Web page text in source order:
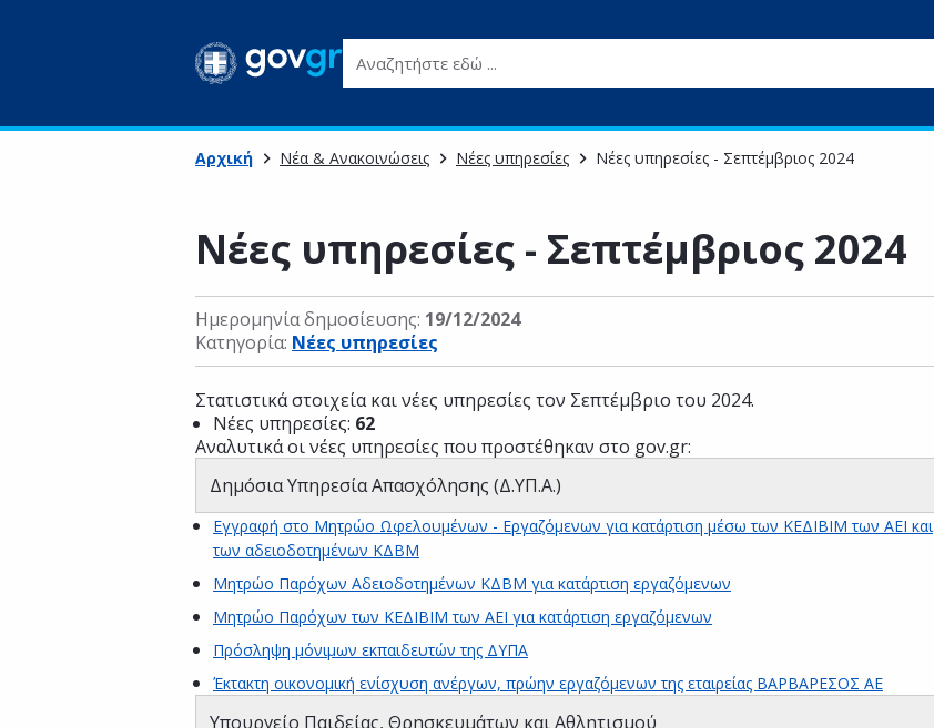
Αναζητήστε εδώ ...
Αρχική Νέα & Ανακοινώσεις Νέες υπηρεσίες Νέες υπηρεσίες - Σεπτέμβριος 2024
Νέες υπηρεσίες - Σεπτέμβριος 2024
Ημερομηνία δημοσίευσης: 19/12/2024
Κατηγορία: Νέες υπηρεσίες
Στατιστικά στοιχεία και νέες υπηρεσίες τον Σεπτέμβριο του 2024.
Νέες υπηρεσίες: 62
Αναλυτικά οι νέες υπηρεσίες που προστέθηκαν στο gov.gr:
Δημόσια Υπηρεσία Απασχόλησης (Δ.ΥΠ.Α.)
Εγγραφή στο Μητρώο Ωφελουμένων - Εργαζόμενων για κατάρτιση μέσω των ΚΕΔΙΒΙΜ των ΑΕΙ και
των αδειοδοτημένων ΚΔΒΜ
Μητρώο Παρόχων Αδειοδοτημένων ΚΔΒΜ για κατάρτιση εργαζόμενων
Μητρώο Παρόχων των ΚΕΔΙΒΙΜ των ΑΕΙ για κατάρτιση εργαζόμενων
Πρόσληψη μόνιμων εκπαιδευτών της ΔΥΠΑ
Έκτακτη οικονομική ενίσχυση ανέργων, πρώην εργαζόμενων της εταιρείας ΒΑΡΒΑΡΕΣΟΣ ΑΕ
Υπουργείο Παιδείας, Θρησκευμάτων και Αθλητισμού